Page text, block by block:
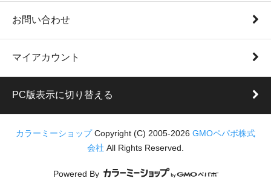
お問い合わせ
マイアカウント
PC版表示に切り替える
カラーミーショップ Copyright (C) 2005-2026 GMOペパボ株式
会社 All Rights Reserved.
Powered By